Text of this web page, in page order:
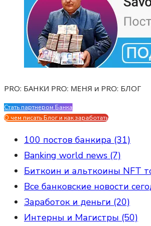
PRO: БАНКИ PRO: МЕНЯ и PRO: БЛОГ
Стать партнером Банка
О чем писать Блог и как заработать
100 постов банкира (31)
Banking world news (7)
Биткоин и альткоины NFT
Все банковские новости
Заработок и деньги (20)
Интерны и Магистры (50)